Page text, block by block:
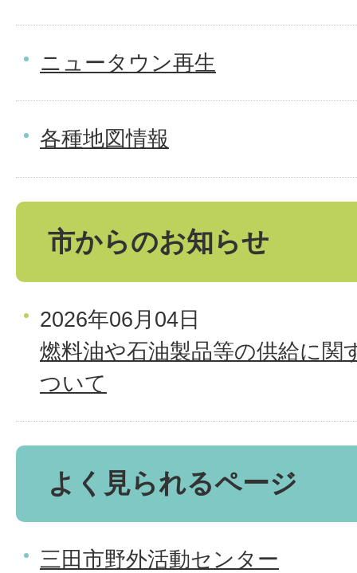
ニュータウン再生
各種地図情報
市からのお知らせ
2026年06月04日
燃料油や石油製品等の供給に関
ついて
よく見られるページ
三田市野外活動センター